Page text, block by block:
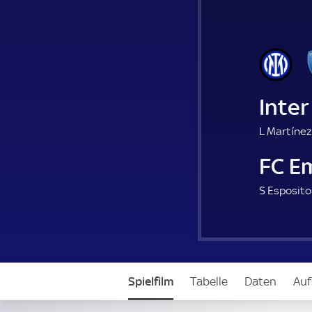
L
FC
S
Spielfilm Tabelle Daten